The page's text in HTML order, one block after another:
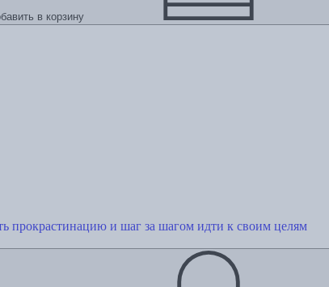
в корзину
прокрастинацию и шаг за шагом идти к своим целям